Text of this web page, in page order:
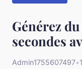
Générez
secondes
Admin1755607497•